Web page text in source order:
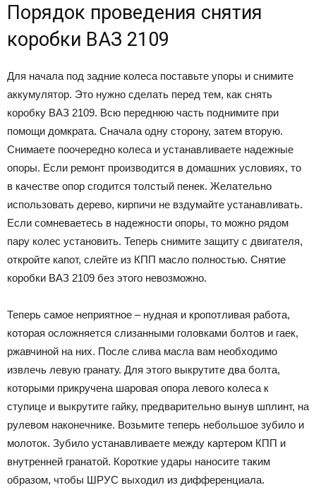
Порядок проведения снятия
коробки ВАЗ 2109
Для начала под задние колеса поставьте упоры и снимите
аккумулятор. Это нужно сделать перед тем, как снять
коробку ВАЗ 2109. Всю переднюю часть поднимите при
помощи домкрата. Сначала одну сторону, затем вторую.
Снимаете поочередно колеса и устанавливаете надежные
опоры. Если ремонт производится в домашних условиях, то
в качестве опор сгодится толстый пенек. Желательно
использовать дерево, кирпичи не вздумайте устанавливать.
Если сомневаетесь в надежности опоры, то можно рядом
пару колес установить. Теперь снимите защиту с двигателя,
откройте капот, слейте из КПП масло полностью. Снятие
коробки ВАЗ 2109 без этого невозможно.
Теперь самое неприятное – нудная и кропотливая работа,
которая осложняется слизанными головками болтов и гаек,
ржавчиной на них. После слива масла вам необходимо
извлечь левую гранату. Для этого выкрутите два болта,
которыми прикручена шаровая опора левого колеса к
ступице и выкрутите гайку, предварительно вынув шплинт, на
рулевом наконечнике. Возьмите теперь небольшое зубило и
молоток. Зубило устанавливаете между картером КПП и
внутренней гранатой. Короткие удары наносите таким
образом, чтобы ШРУС выходил из дифференциала.